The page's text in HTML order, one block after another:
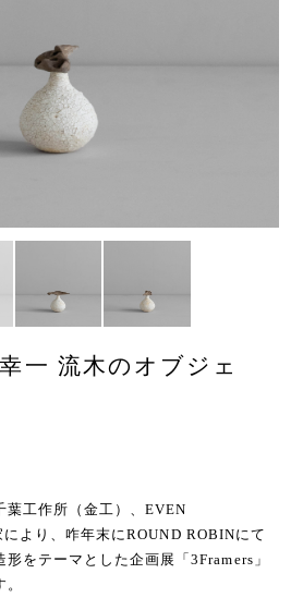
一 流木のオブジェ
葉工作所（金工）、EVEN
より、咋年末にROUND ROBINにて
をテーマとした企画展「3Framers」